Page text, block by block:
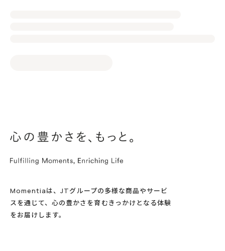
Momentiaは、JTグループの多様な商品やサービ
スを通じて、心の豊かさを育むきっかけとなる体験
をお届けします。